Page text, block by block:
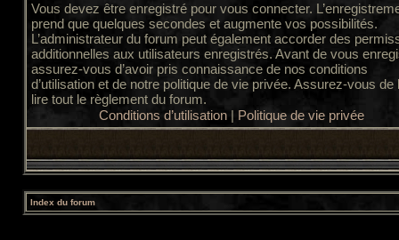
Vous devez être enregistré pour vous connecter.
prend que quelques secondes et augmente vos possibilités.
L’administrateur du forum peut également accorder des
additionnelles aux utilisateurs enregistrés. Avant de vous
assurez-vous d’avoir pris connaissance de nos conditions
d’utilisation et de notre politique de vie privée. Assurez-vous de
lire tout le règlement du forum.
Conditions d’utilisation| Politique de vie privée
Index du forum